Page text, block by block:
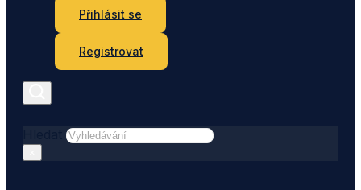
Přihlásit se
Registrovat